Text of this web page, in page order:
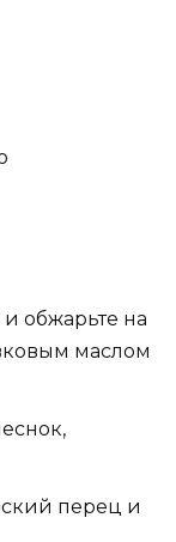
обжарьте на
маслом
перец и